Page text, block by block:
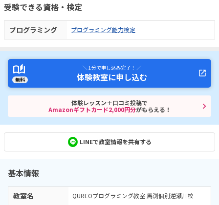
受験できる資格・検定
プログラミング プログラミング能力検定
無料
＼ 1分で申し込み完了！ ／
体験教室に申し込む
体験レッスン＋口コミ投稿で
Amazonギフトカード2,000円分がもらえる！
LINEで教室情報を共有する
基本情報
教室名 QUREOプログラミング教室 馬渕個別逆瀬川校